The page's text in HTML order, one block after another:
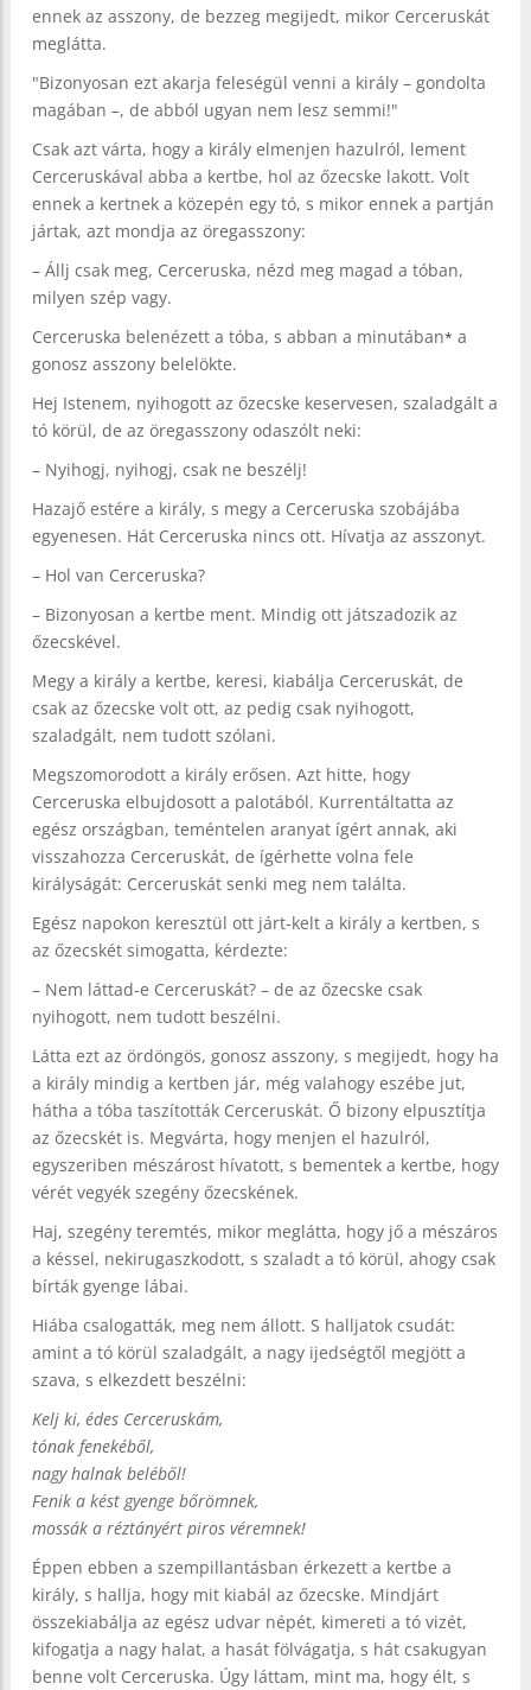
ennek az asszony, de bezzeg megijedt, mikor Cerceruskát
meglátta.
"Bizonyosan ezt akarja feleségül venni a király – gondolta
magában –, de abból ugyan nem lesz semmi!"
Csak azt várta, hogy a király elmenjen hazulról, lement
Cerceruskával abba a kertbe, hol az őzecske lakott. Volt
ennek a kertnek a közepén egy tó, s mikor ennek a partján
jártak, azt mondja az öregasszony:
– Állj csak meg, Cerceruska, nézd meg magad a tóban,
milyen szép vagy.
Cerceruska belenézett a tóba, s abban a minutában* a
gonosz asszony belelökte.
Hej Istenem, nyihogott az őzecske keservesen, szaladgált a
tó körül, de az öregasszony odaszólt neki:
– Nyihogj, nyihogj, csak ne beszélj!
Hazajő estére a király, s megy a Cerceruska szobájába
egyenesen. Hát Cerceruska nincs ott. Hívatja az asszonyt.
– Hol van Cerceruska?
– Bizonyosan a kertbe ment. Mindig ott játszadozik az
őzecskével.
Megy a király a kertbe, keresi, kiabálja Cerceruskát, de
csak az őzecske volt ott, az pedig csak nyihogott,
szaladgált, nem tudott szólani.
Megszomorodott a király erősen. Azt hitte, hogy
Cerceruska elbujdosott a palotából. Kurrentáltatta az
egész országban, teméntelen aranyat ígért annak, aki
visszahozza Cerceruskát, de ígérhette volna fele
királyságát: Cerceruskát senki meg nem találta.
Egész napokon keresztül ott járt-kelt a király a kertben, s
az őzecskét simogatta, kérdezte:
– Nem láttad-e Cerceruskát? – de az őzecske csak
nyihogott, nem tudott beszélni.
Látta ezt az ördöngös, gonosz asszony, s megijedt, hogy ha
a király mindig a kertben jár, még valahogy eszébe jut,
hátha a tóba taszították Cerceruskát. Ő bizony elpusztítja
az őzecskét is. Megvárta, hogy menjen el hazulról,
egyszeriben mészárost hívatott, s bementek a kertbe, hogy
vérét vegyék szegény őzecskének.
Haj, szegény teremtés, mikor meglátta, hogy jő a mészáros
a késsel, nekirugaszkodott, s szaladt a tó körül, ahogy csak
bírták gyenge lábai.
Hiába csalogatták, meg nem állott. S halljatok csudát:
amint a tó körül szaladgált, a nagy ijedségtől megjött a
szava, s elkezdett beszélni:
Kelj ki, édes Cerceruskám,
tónak fenekéből,
nagy halnak beléből!
Fenik a kést gyenge bőrömnek,
mossák a réztányért piros véremnek!
Éppen ebben a szempillantásban érkezett a kertbe a
király, s hallja, hogy mit kiabál az őzecske. Mindjárt
összekiabálja az egész udvar népét, kimereti a tó vizét,
kifogatja a nagy halat, a hasát fölvágatja, s hát csakugyan
benne volt Cerceruska. Úgy láttam, mint ma, hogy élt, s